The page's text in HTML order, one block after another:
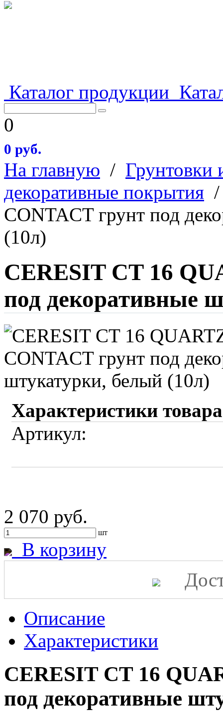
Каталог продукции
0
0 руб.
На главную / Грунтовки
декоративные покрытия
CONTACT грунт под
(10л)
CERESIT CT 16
под декоративные
Характеристики
Артикул:
2 070 руб.
шт
В корзину
Описание
Характеристики
CERESIT CT 16
под декоративные